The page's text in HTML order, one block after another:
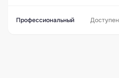
Профессиональный Доступен